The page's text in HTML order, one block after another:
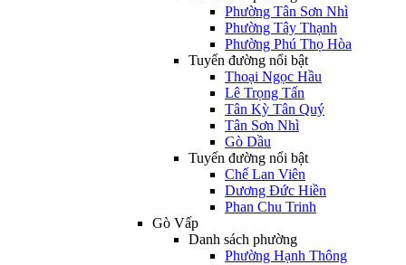
Phường Tân Sơn Nhì
Phường Tây Thạnh
Phường Phú Thọ Hòa
Tuyến đường nổi bật
Thoại Ngọc Hầu
Lê Trọng Tấn
Tân Kỳ Tân Quý
Tân Sơn Nhì
Gò Dầu
Tuyến đường nổi bật
Chế Lan Viên
Dương Đức Hiền
Phan Chu Trinh
Gò Vấp
Danh sách phường
Phường Hạnh Thông